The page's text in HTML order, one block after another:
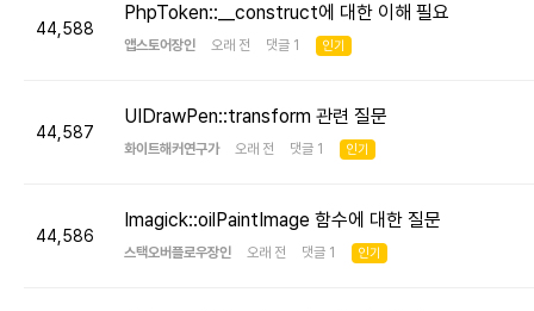
44,588
PhpToken::__construct에 대한 이해 필요
앱스토어장인 오래 전 댓글 1 인기
44,587
UIDrawPen::transform 관련 질문
화이트해커연구가 오래 전 댓글 1 인기
44,586
Imagick::oilPaintImage 함수에 대한 질문
스택오버플로우장인 오래 전 댓글 1 인기